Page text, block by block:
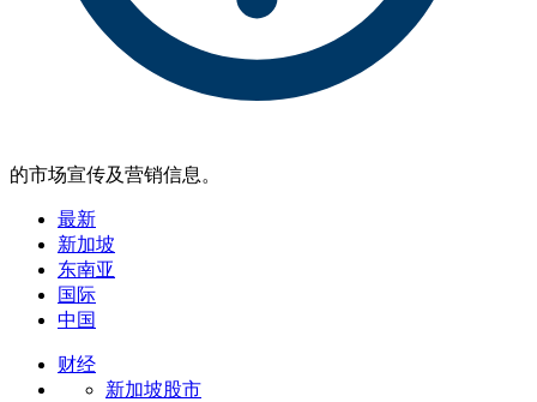
的市场宣传及营销信息。
最新
新加坡
东南亚
国际
中国
财经
新加坡股市